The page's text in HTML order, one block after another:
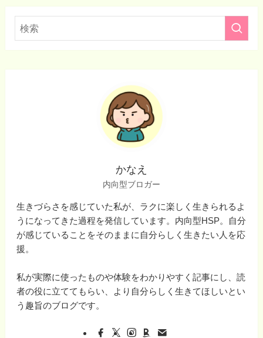
かなえ
内向型ブロガー
生きづらさを感じていた私が、ラクに楽しく生きられるよ
うになってきた過程を発信しています。内向型HSP。自分
が感じていることをそのままに自分らしく生きたい人を応
援。
私が実際に使ったものや体験をわかりやすく記事にし、読
者の役に立ててもらい、より自分らしく生きてほしいとい
う趣旨のブログです。